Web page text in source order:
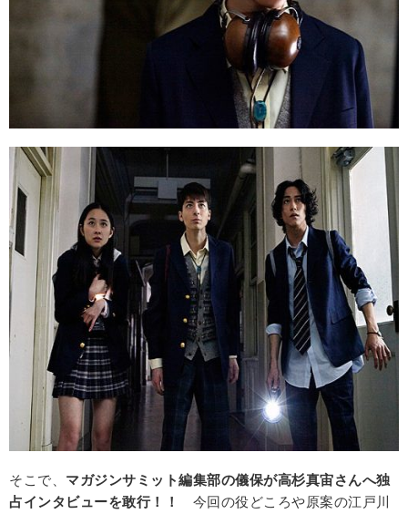
そこで、 マガジンサミット編集部の儀保が高杉真宙さんへ独
占インタビューを敢行！！
今回の役どころや原案の江戸川